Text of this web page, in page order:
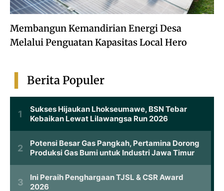
Membangun Kemandirian Energi Desa
Melalui Penguatan Kapasitas Local Hero
Berita Populer